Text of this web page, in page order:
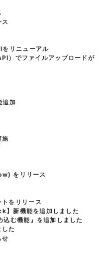
をリニューアル
）でファイルアップロードが
追加
施
をリリース
をリリース
】新機能を追加しました
込む機能』を追加しました
た
せ